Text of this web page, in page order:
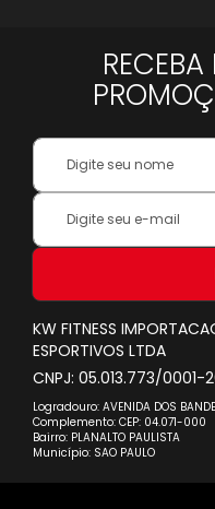
Your
Name:
Inscreva-
na
Newsletter:
KW FITNESS
ESPORTIVOS LTDA
CNPJ: 05.013.773/0001-
Logradouro: AVENIDA DOS
Complemento: CEP: 04.071-000
Bairro: PLANALTO PAULISTA
Município: SAO PAULO